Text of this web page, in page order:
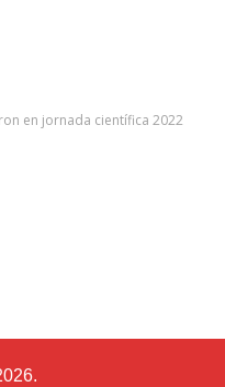
en jornada científica 2022